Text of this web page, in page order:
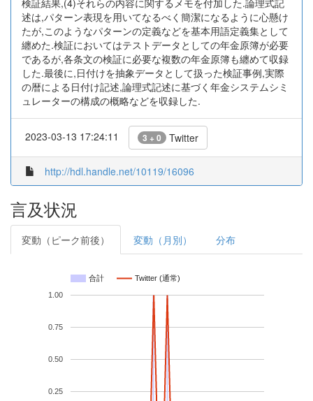
検証結果,(4)それらの内容に関するメモを付加した.論理式記
述は,パターン表現を用いてなるべく簡潔になるように心懸け
たが,このようなパターンの定義などを基本用語定義集として
纏めた.検証においてはテストデータとしての年金原簿が必要
であるが,各条文の検証に必要な複数の年金原簿も纏めて収録
した.最後に,日付けを抽象データとして扱った検証事例,実際
の暦による日付け記述,論理式記述に基づく年金システムシミ
ュレーターの構成の概略などを収録した.
2023-03-13 17:24:11 3 + 0 Twitter
http://hdl.handle.net/10119/16096
言及状況
変動（ピーク前後） 変動（月別） 分布
合計 Twitter (通常)
0.25
0.50
0.75
1.00